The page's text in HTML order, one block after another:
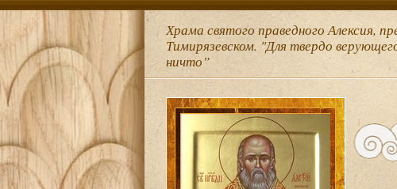
Храма святого праведного Алексия,
Тимирязевском. "Для твердо
ничто”